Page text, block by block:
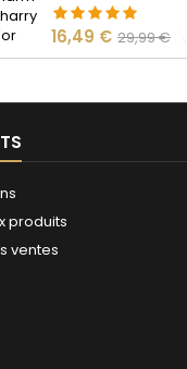
Prix
16,49 € Prix
de
29,99 €
produits
ventes